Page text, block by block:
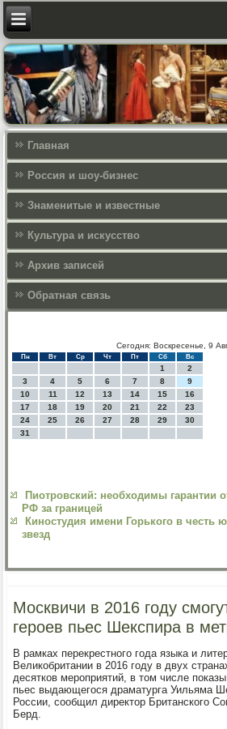
Главная
Россия и шоу-бизнес
Знаменитые и известные
Культура и искусcтво
Архив записей
Обратная связь
Сегодня: Воскресенье, 9
Пн Вт Ср Чт Пт Сб Вс
1
2
3
4 5 6 7 8
9
10
11 12 13 14 15
16
17
18 19 20 21 22
23
24
25 26 27 28 29
30
31
Пиотровский: необходимы гарантии
РФ за границей
Киностудия имени Горького в честь
звезд
Москвичи в 2016 году
героев пьес Шекспира в
В рамках перекрестного года языка и
Великобритании в 2016 году в двух
десятков мероприятий, в том числе
пьес выдающегося драматурга Уильяма
России, сообщил директор Британского
Берд.